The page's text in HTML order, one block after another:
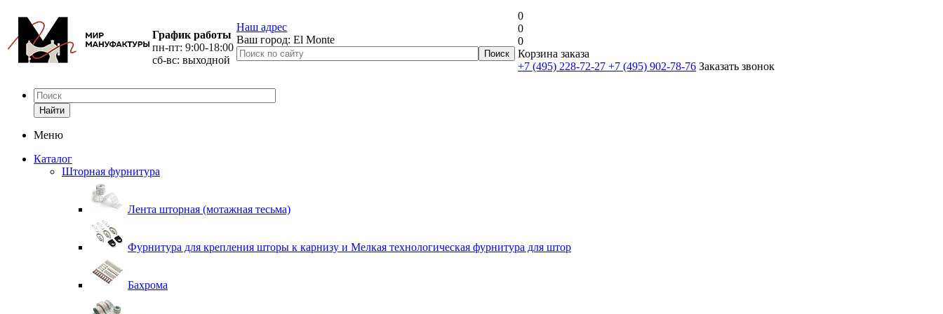
График работы
пн-пт: 9:00-18:00
сб-вс: выходной
Наш адрес
Ваш город: El Monte
0
0
0
Корзина заказа
+7 (495) 228-72-27 +7 (495) 902-78-76 Заказать звонок
Найти
Меню
Каталог
Шторная фурнитура
Лента шторная (мотажная тесьма)
Фурнитура для крепления шторы к карнизу и Мелкая технологическая фурнитура для штор
Бахрома